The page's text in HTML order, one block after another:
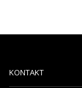
KONTAKT